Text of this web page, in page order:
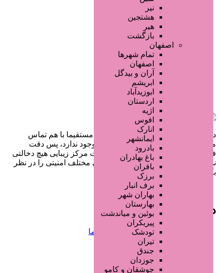
نیر
هشتجین
هیر
بازگشت
اصفهان
تمام شهر‌ها
اصفهان
آران و بیدگل
ابریشم
ابوزیدآباد
اردستان
اژیه
افوس
انارک
ایمانشهر
بادرود
باغ بهادران
بافران
برزک
برف انبار
بهاران شهر
بهارستان
بوئین و میاندشت
پیربکران
تودشک
تیران
جندق
جوزدان
جوشقان و کامو
در سایت تبلیغاتی مرکز زیبایی کاربران مستقیما با هم تماس
می‌گیرند و هیچ واسطه‌ای در این میان وجود ندارد، پس دقت
فرمایید که در خرید و فروشِ شما سایت مرکز زیبایی هیچ دخالتی
نداشته و کاربران باید خودشان جنبه‌های مختلف امنیتی را در نظر
بگیرند.
دسترسی سریع
صفحه اختصاصی کسب و کار شما
ثبت آگهی انبوه تبلیغاتی
سفارش رپورتاژ آگهی
طراحی سایت : ققنوس پارس